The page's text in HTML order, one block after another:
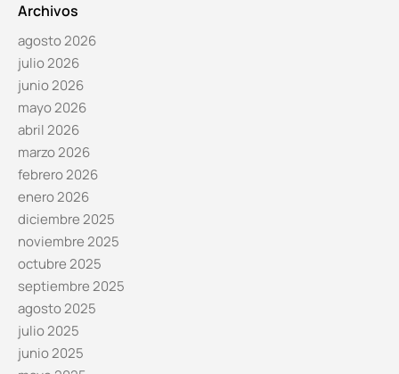
Archivos
agosto 2026
julio 2026
junio 2026
mayo 2026
abril 2026
marzo 2026
febrero 2026
enero 2026
diciembre 2025
noviembre 2025
octubre 2025
septiembre 2025
agosto 2025
julio 2025
junio 2025